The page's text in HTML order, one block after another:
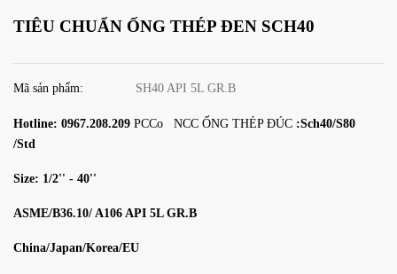
TIÊU CHUẨN ỐNG THÉP ĐEN SCH40
Mã sản phẩm: SH40 API 5L GR.B
Hotline: 0967.208.209 PCCo NCC ỐNG THÉP ĐÚC :Sch40/S80
/Std
Size: 1/2'' - 40''
ASME/B36.10/ A106 API 5L GR.B
China/Japan/Korea/EU